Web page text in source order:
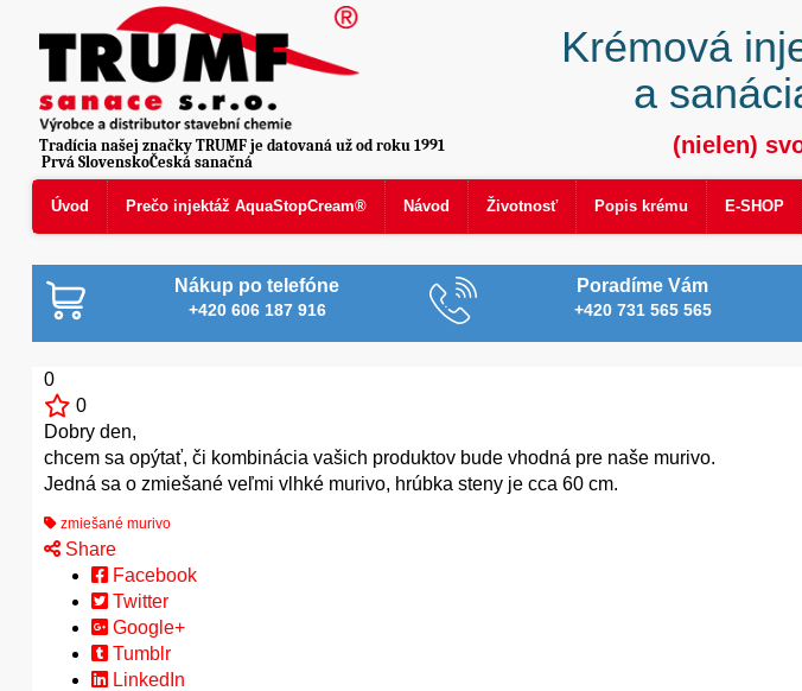
Úvod Prečo injektáž AquaStopCream® Návod Životnosť Popis krému E-SHOP
Prvá SlovenskoČeská sanačná
Krémová
a
(nielen)
Tradícia našej značky TRUMF je datovaná už od roku 1991
Nákup po telefóne
+420 606 187 916
Poradíme Vám
+420 731 565 565
0
0
Dobry den,
chcem sa opýtať, či kombinácia vašich produktov bude vhodná pre naše murivo.
Jedná sa o zmiešané veľmi vlhké murivo, hrúbka steny je cca 60 cm.
zmiešané murivo
Share
Facebook
Twitter
Google+
Tumblr
LinkedIn